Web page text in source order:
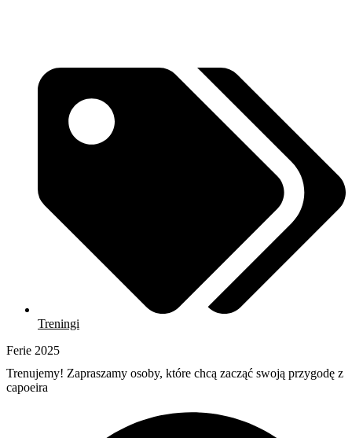
Treningi
Ferie 2025
Trenujemy! Zapraszamy osoby, które chcą zacząć swoją przygodę z
capoeira